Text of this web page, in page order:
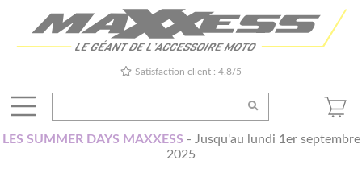
Satisfaction client : 4.8/5
LES SUMMER DAYS MAXXESS - Jusqu'au lundi 1er septembre
2025